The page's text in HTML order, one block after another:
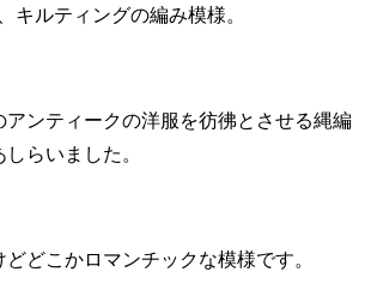
キルティングの編み模様。
アンティークの洋服を彷彿とさせる縄編
らいました。
どこかロマンチックな模様です。